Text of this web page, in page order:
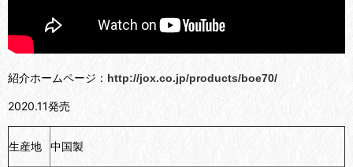
紹介ホームページ： http://jox.co.jp/products/boe70/
2020.11発売
生産地 中国製